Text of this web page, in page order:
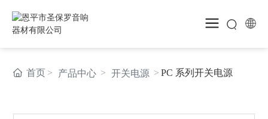
首页 产品中心 开关电源 PC 系列开关电源